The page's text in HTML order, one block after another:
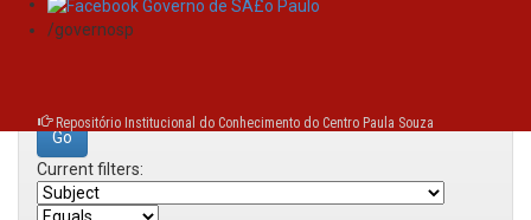
/governosp
Repositório Institucional do Conhecimento do Centro Paula Souza
Search:
Current filters: